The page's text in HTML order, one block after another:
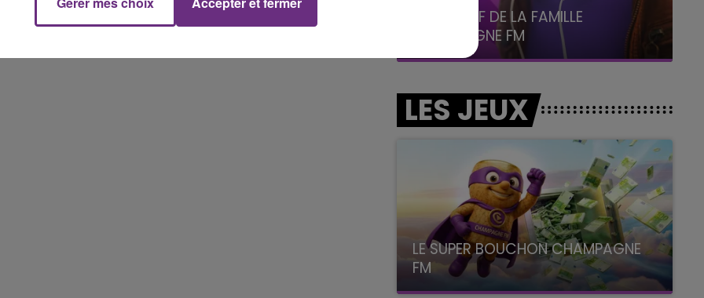
LE BEST OF DE LA FAMILLE
La Famille
LES JEUX
LE SUPER BOUCHON CHAMPAGNE
FM
avec La Famille Champagne FM, à 8H10